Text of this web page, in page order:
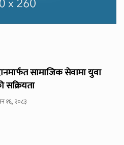
सामाजिक सेवामा युवा
सक्रियता
१६, २०८३